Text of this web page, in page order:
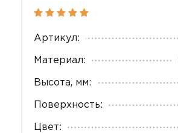
Артикул:
Материал:
Высота, мм:
Поверхность:
Цвет: